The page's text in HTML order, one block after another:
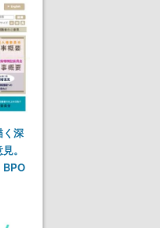
く深
。
BPO